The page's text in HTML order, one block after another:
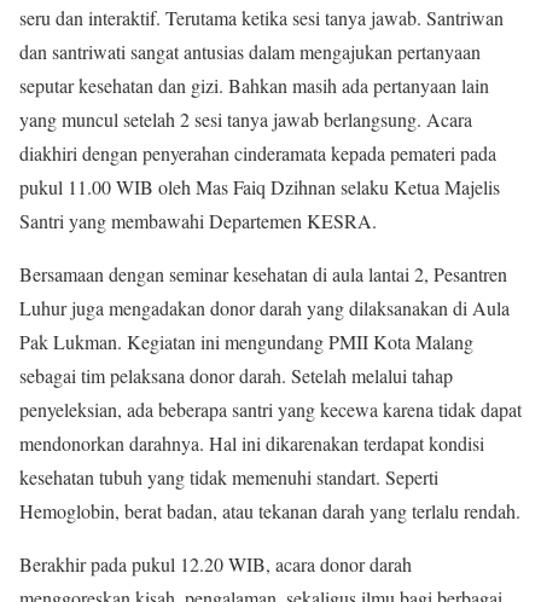
seru dan interaktif. Terutama ketika sesi tanya jawab. Santriwan
dan santriwati sangat antusias dalam mengajukan pertanyaan
seputar kesehatan dan gizi. Bahkan masih ada pertanyaan lain
yang muncul setelah 2 sesi tanya jawab berlangsung. Acara
diakhiri dengan penyerahan cinderamata kepada pemateri pada
pukul 11.00 WIB oleh Mas Faiq Dzihnan selaku Ketua Majelis
Santri yang membawahi Departemen KESRA.
Bersamaan dengan seminar kesehatan di aula lantai 2, Pesantren
Luhur juga mengadakan donor darah yang dilaksanakan di Aula
Pak Lukman. Kegiatan ini mengundang PMII Kota Malang
sebagai tim pelaksana donor darah. Setelah melalui tahap
penyeleksian, ada beberapa santri yang kecewa karena tidak dapat
mendonorkan darahnya. Hal ini dikarenakan terdapat kondisi
kesehatan tubuh yang tidak memenuhi standart. Seperti
Hemoglobin, berat badan, atau tekanan darah yang terlalu rendah.
Berakhir pada pukul 12.20 WIB, acara donor darah